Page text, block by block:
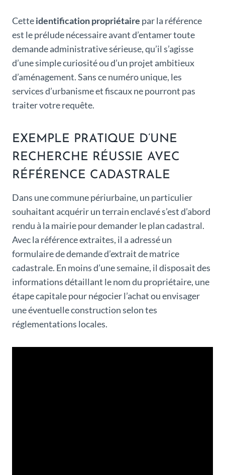
Cetteidentification propriétaire par la référence
est le prélude nécessaire avant d’entamer toute
demande administrative sérieuse, qu’il s’agisse
d’une simple curiosité ou d’un projet ambitieux
d’aménagement. Sans ce numéro unique, les
services d’urbanisme et fiscaux ne pourront pas
traiter votre requête.
EXEMPLE PRATIQUE D’UNE
RECHERCHE RÉUSSIE AVEC
RÉFÉRENCE CADASTRALE
Dans une commune périurbaine, un particulier
souhaitant acquérir un terrain enclavé s’est d’abord
rendu à la mairie pour demander le plan cadastral.
Avec la référence extraites, il a adressé un
formulaire de demande d’extrait de matrice
cadastrale. En moins d’une semaine, il disposait des
informations détaillant le nom du propriétaire, une
étape capitale pour négocier l’achat ou envisager
une éventuelle construction selon tes
réglementations locales.